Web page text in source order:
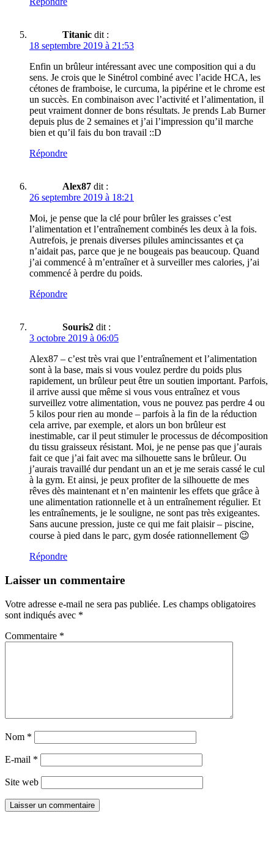
Titanic dit :
18 septembre 2019 à 21:53
Enfin un brûleur intéressant avec une composition qui a du
sens. Je crois que le Sinétrol combiné avec l’acide HCA, les
cétones de framboise, le curcuma, la pipérine et le chrome est
un succès. En combinaison avec l’activité et l’alimentation, il
peut vraiment donner de bons résultats. Je prends Lab Burner
depuis plus de 2 semaines et j’ai l’impression qu’il marche
bien et qu’il fais du bon travail ::D
Répondre
Alex87 dit :
26 septembre 2019 à 18:21
Moi, je pense que la clé pour brûler les graisses c’est
l’alimentation et l’entraînement combinés les deux à la fois.
Autrefois, je prenais diverses pilules amincissantes et ça
n’aidait pas, parce que je ne bougeais pas beaucoup. Quand
j’ai commencé à m’entraîner et à surveiller mes calories, j’ai
commencé à perdre du poids.
Répondre
Souris2 dit :
3 octobre 2019 à 06:05
Alex87 – c’est très vrai que l’entraînement et l’alimentation
sont à la base, mais si vous voulez perdre du poids plus
rapidement, un brûleur peut être un soutien important. Parfois,
il arrive aussi que même si vous vous entraînez et vous
surveillez votre alimentation, vous ne pouvez pas perdre 4 ou
5 kilos pour rien au monde – parfois à la fin de la réduction
cela arrive, par exemple, et alors un bon brûleur est
inestimable, car il peut stimuler le processus de décomposition
du tissu graisseux résistant. Moi, je ne pense pas que j’aurais
fait ce que j’ai fait avec ma silhouette sans le brûleur. Ou
j’aurais travaillé dur pendant un an et je me serais cassé le cul
à la gym. Et ainsi, je peux profiter de la silhouette de mes
rêves dès maintenant et n’en maintenir les effets que grâce à
une alimentation rationnelle et à un entraînement régulier. Et
les entraînements, je le souligne, ne sont pas très exigeantes.
Sans aucune pression, juste ce qui me fait plaisir – piscine,
course à pied dans le parc, gym dosée rationnellement 😉
Répondre
Laisser un commentaire
Votre adresse e-mail ne sera pas publiée. Les champs obligatoires
sont indiqués avec *
Commentaire *
Nom *
E-mail *
Site web